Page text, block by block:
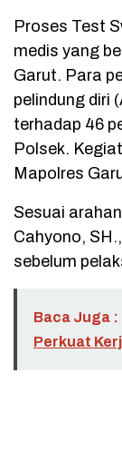
Proses Test
medis yang
Garut. Para
pelindung diri
terhadap 46
Polsek.
Mapolres
Sesuai
Cahyono,
sebelum
Baca Juga :
Perkuat